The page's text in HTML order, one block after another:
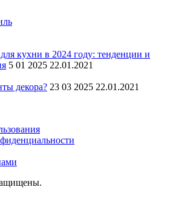
кухни в 2024 году: тенденции и
5 01 2025 22.01.2021
декора? 23 03 2025 22.01.2021